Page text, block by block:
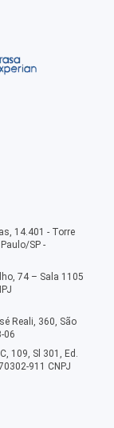
14.401 - Torre
SP -
74 – Sala 1105
Reali, 360, São
06
109, Sl 301, Ed.
911 CNPJ